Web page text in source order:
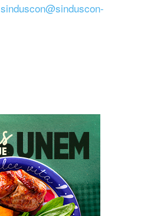
sinduscon@sinduscon-